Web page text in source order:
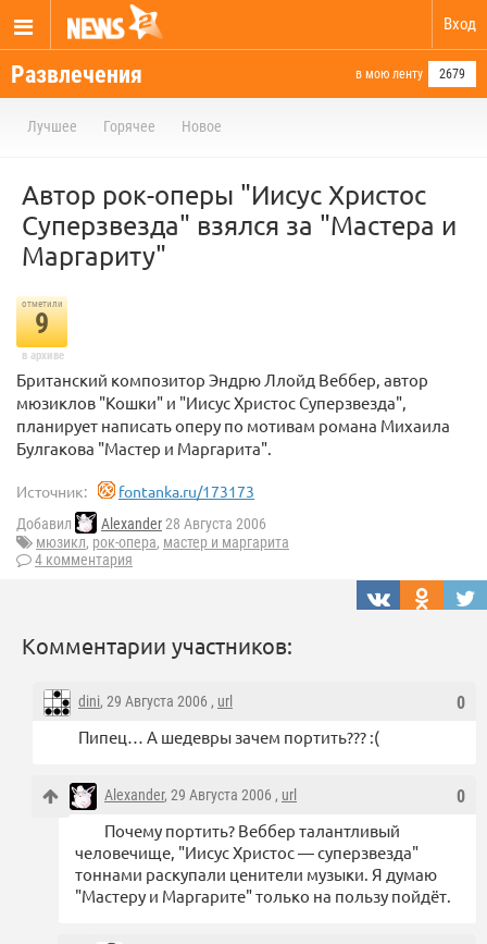
Вход
Развлечения в мою ленту 2679
Лучшее Горячее Новое
Автор рок-оперы "Иисус Христос
Суперзвезда" взялся за "Мастера и
Маргариту"
отметили
9
в архиве
Британский композитор Эндрю Ллойд Веббер, автор
мюзиклов "Кошки" и "Иисус Христоc Суперзвезда",
планирует написать оперу по мотивам романа Михаила
Булгакова "Мастер и Маргарита".
Источник: fontanka.ru/173173
Добавил Alexander28 Августа 2006
мюзикл, рок-опера, мастер и маргарита
4 комментария
Комментарии участников:
0
dini, 29 Августа 2006 , url
Пипец… А шедевры зачем портить??? :(
0
Alexander, 29 Августа 2006 , url
Почему портить? Веббер талантливый
человечище, "Иисус Христос — суперзвезда"
тоннами раскупали ценители музыки. Я думаю
"Мастеру и Маргарите" только на пользу пойдёт.